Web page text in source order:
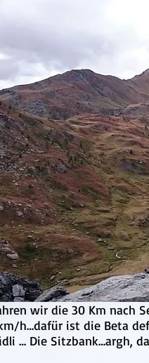
wir die 30 Km nach
h…dafür ist die Beta
… Die Sitzbank…argh,